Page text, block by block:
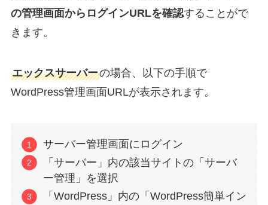
の管理画面からログインURLを確認することがで
きます。
エックスサーバーの場合、以下の手順で
WordPress管理画面URLが表示されます。
サーバー管理画面にログイン
「サーバー」内の該当サイトの「サーバ
ー管理」を選択
「WordPress」内の「WordPress簡単イン